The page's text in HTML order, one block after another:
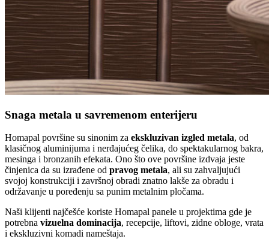
Snaga metala u savremenom enterijeru
Homapal površine su sinonim za ekskluzivan izgled metala, od
klasičnog aluminijuma i nerđajućeg čelika, do spektakularnog bakra,
mesinga i bronzanih efekata. Ono što ove površine izdvaja jeste
činjenica da su izrađene od pravog metala, ali su zahvaljujući
svojoj konstrukciji i završnoj obradi znatno lakše za obradu i
održavanje u poređenju sa punim metalnim pločama.
Naši klijenti najčešće koriste Homapal panele u projektima gde je
potrebna vizuelna dominacija, recepcije, liftovi, zidne obloge, vrata
i ekskluzivni komadi nameštaja.